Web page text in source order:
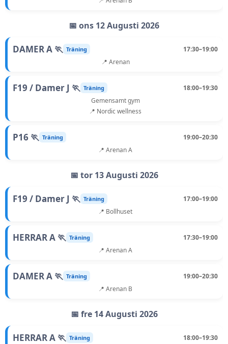
📅 ons 12 Augusti 2026
DAMER A 🏃 Träning
17:30–19:00
📍 Arenan
F19 / Damer J 🏃 Träning
18:00–19:30
Gemensamt gym
📍 Nordic wellness
P16 🏃 Träning
19:00–20:30
📍 Arenan A
📅 tor 13 Augusti 2026
F19 / Damer J 🏃 Träning
17:00–19:00
📍 Bollhuset
HERRAR A 🏃 Träning
17:30–19:00
📍 Arenan A
DAMER A 🏃 Träning
19:00–20:30
📍 Arenan B
📅 fre 14 Augusti 2026
HERRAR A 🏃 Träning
18:00–19:30